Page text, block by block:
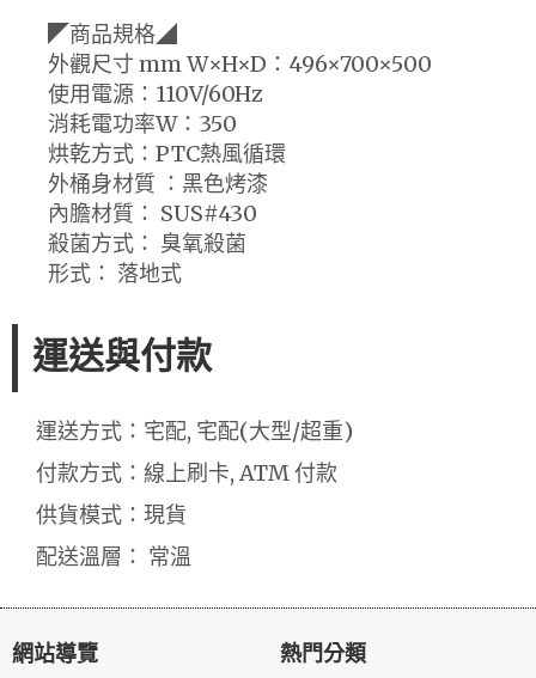
◤商品規格◢
外觀尺寸 mm W×H×D：496×700×500
使用電源：110V/60Hz
消耗電功率W：350
烘乾方式：PTC熱風循環
外桶身材質 ：黑色烤漆
內膽材質： SUS#430
殺菌方式： 臭氧殺菌
形式： 落地式
運送與付款
運送方式：宅配, 宅配(大型/超重)
付款方式：線上刷卡, ATM 付款
供貨模式：現貨
配送溫層： 常溫
網站導覽 熱門分類